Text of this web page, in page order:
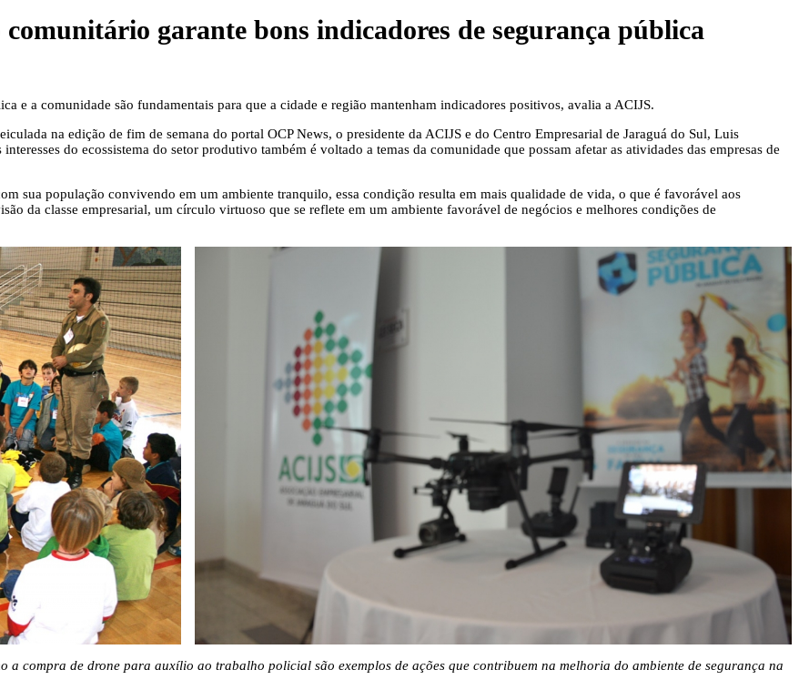
garante bons indicadores de segurança pública
e a comunidade são fundamentais para que a cidade e região mantenham indicadores positivos, avalia a ACIJS.
na edição de fim de semana do portal OCP News, o presidente da ACIJS e do Centro Empresarial de Jaraguá do Sul, Luis
do ecossistema do setor produtivo também é voltado a temas da comunidade que possam afetar as atividades das empresas de
sua população convivendo em um ambiente tranquilo, essa condição resulta em mais qualidade de vida, o que é favorável aos
da classe empresarial, um círculo virtuoso que se reflete em um ambiente favorável de negócios e melhores condições de
a compra de drone para auxílio ao trabalho policial são exemplos de ações que contribuem na melhoria do ambiente de segurança na